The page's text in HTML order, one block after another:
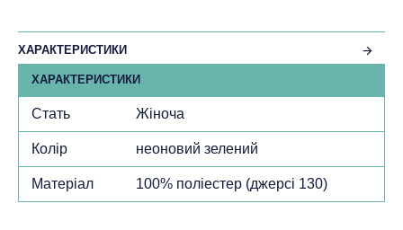
ХАРАКТЕРИСТИКИ
ХАРАКТЕРИСТИКИ
Стать Жіноча
Колір неоновий зелений
Матеріал 100% поліестeр (джерсі 130)